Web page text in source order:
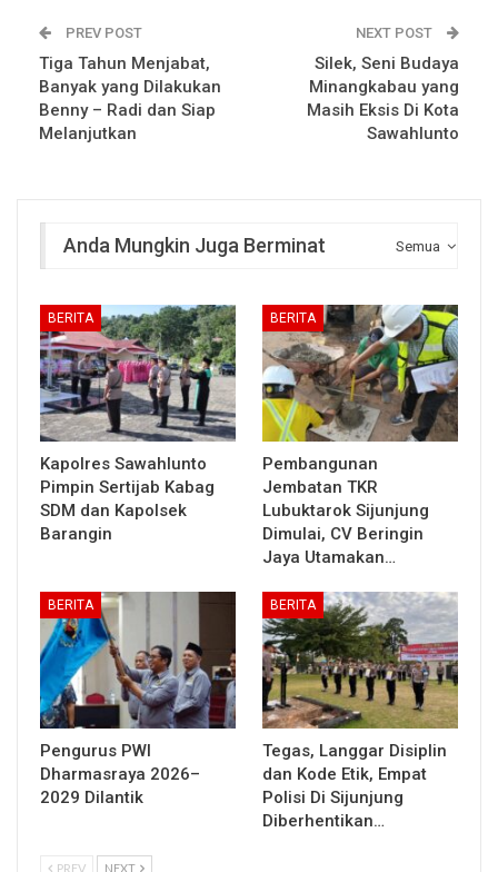
PREV POST
Tiga Tahun Menjabat,
Banyak yang Dilakukan
Benny – Radi dan Siap
Melanjutkan
NEXT POST
Silek, Seni Budaya
Minangkabau yang
Masih Eksis Di Kota
Sawahlunto
Semua
Anda Mungkin Juga Berminat
BERITA
Kapolres Sawahlunto
Pimpin Sertijab Kabag
SDM dan Kapolsek
Barangin
BERITA
Pembangunan
Jembatan TKR
Lubuktarok Sijunjung
Dimulai, CV Beringin
Jaya Utamakan…
BERITA
Pengurus PWI
Dharmasraya 2026–
2029 Dilantik
BERITA
Tegas, Langgar Disiplin
dan Kode Etik, Empat
Polisi Di Sijunjung
Diberhentikan…
PREV NEXT